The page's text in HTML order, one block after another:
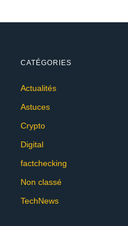
CATÉGORIES
Actualités
Astuces
Crypto
Digital
factchecking
Non classé
TechNews